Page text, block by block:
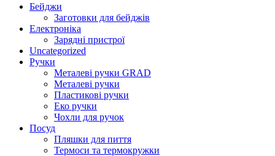
Бейджи
Заготовки для бейджів
Електроніка
Зарядні пристрої
Uncategorized
Ручки
Металеві ручки GRAD
Металеві ручки
Пластикові ручки
Еко ручки
Чохли для ручок
Посуд
Пляшки для пиття
Термоси та термокружки